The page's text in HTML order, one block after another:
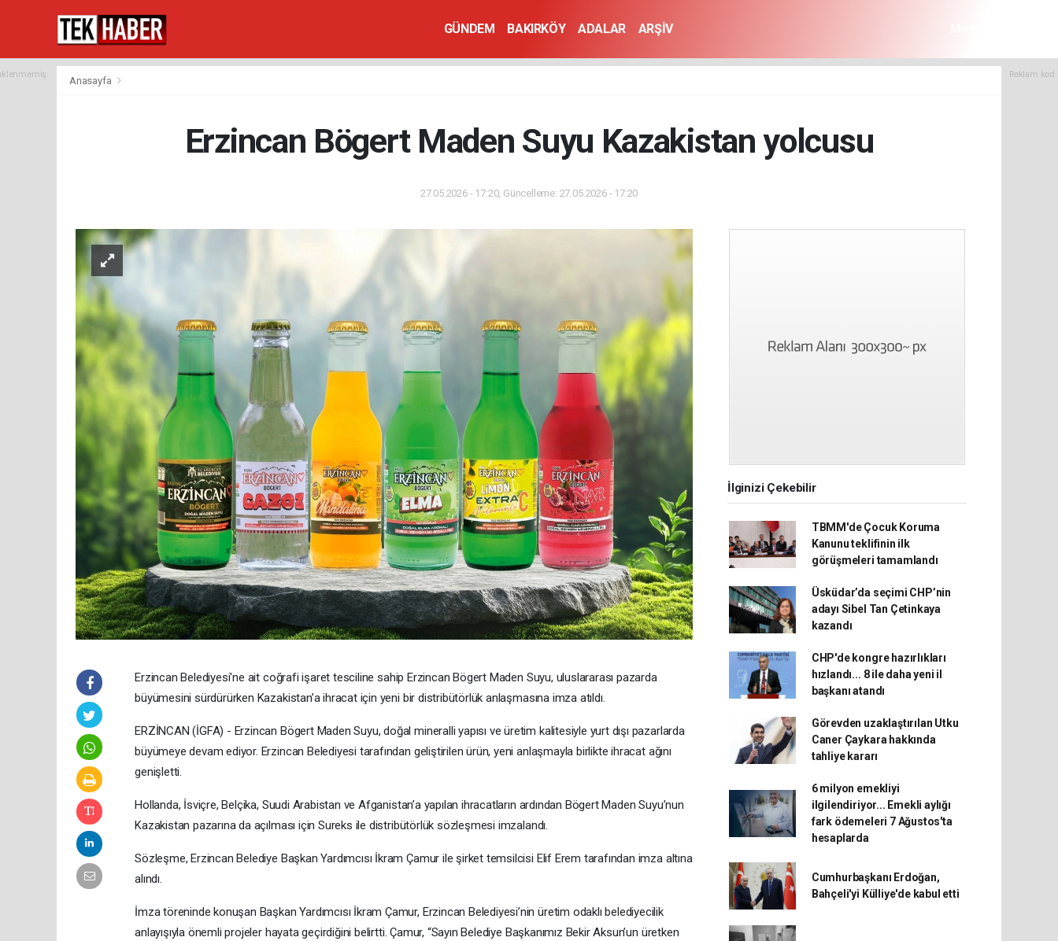
GÜNDEM BAKIRKÖY ADALAR ARŞİV
Reklam
Anasayfa
Erzincan Bögert Maden Suyu Kazakistan yolcusu
27.05.2026 - 17:20, Güncelleme: 27.05.2026 - 17:20
Erzincan Belediyesi'ne ait coğrafi işaret tesciline sahip Erzincan Bögert Maden Suyu, uluslararası pazarda
büyümesini sürdürürken Kazakistan’a ihracat için yeni bir distribütörlük anlaşmasına imza atıldı.
ERZİNCAN (İGFA) - Erzincan Bögert Maden Suyu, doğal mineralli yapısı ve üretim kalitesiyle yurt dışı pazarlarda
büyümeye devam ediyor. Erzincan Belediyesi tarafından geliştirilen ürün, yeni anlaşmayla birlikte ihracat ağını
genişletti.
Hollanda, İsviçre, Belçika, Suudi Arabistan ve Afganistan’a yapılan ihracatların ardından Bögert Maden Suyu’nun
Kazakistan pazarına da açılması için Sureks ile distribütörlük sözleşmesi imzalandı.
Sözleşme, Erzincan Belediye Başkan Yardımcısı İkram Çamur ile şirket temsilcisi Elif Erem tarafından imza altına
alındı.
İmza töreninde konuşan Başkan Yardımcısı İkram Çamur, Erzincan Belediyesi’nin üretim odaklı belediyecilik
anlayışıyla önemli projeler hayata geçirdiğini belirtti. Çamur, “Sayın Belediye Başkanımız Bekir Aksun’un üretken
İlginizi Çekebilir
TBMM'de Çocuk Koruma
Kanunu teklifinin ilk
görüşmeleri tamamlandı
Üsküdar’da seçimi CHP’nin
adayı Sibel Tan Çetinkaya
kazandı
CHP'de kongre hazırlıkları
hızlandı... 8 ile daha yeni il
başkanı atandı
Görevden uzaklaştırılan Utku
Caner Çaykara hakkında
tahliye kararı
6 milyon emekliyi
ilgilendiriyor... Emekli aylığı
fark ödemeleri 7 Ağustos'ta
hesaplarda
Cumhurbaşkanı Erdoğan,
Bahçeli'yi Külliye'de kabul etti